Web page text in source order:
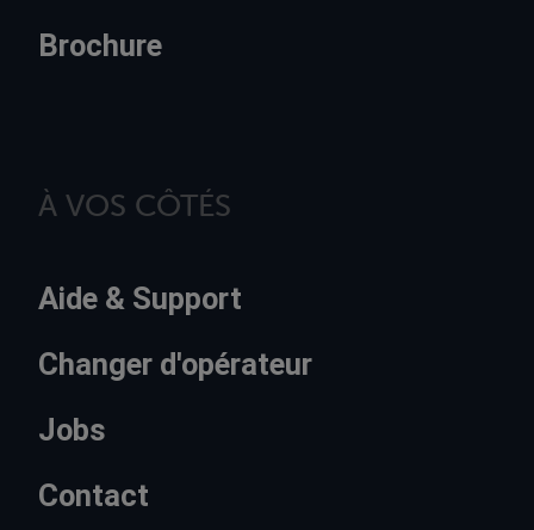
Brochure
À VOS CÔTÉS
Aide & Support
Changer d'opérateur
Jobs
Contact